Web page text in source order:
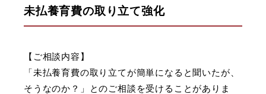
未払養育費の取り立て強化
【ご相談内容】
「未払養育費の取り立てが簡単になると聞いたが、
そうなのか？」とのご相談を受けることがありま